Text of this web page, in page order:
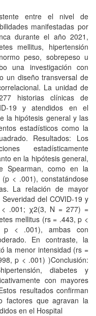
entre el nivel de
manifestadas por
durante el año 2021,
mellitus, hipertensión
peso, sobrepeso u
una investigación con
un diseño transversal de
La unidad de
historias clínicas de
19 y atendidos en el
la hipótesis general y las
estadísticos como la
Resultados: Los
estadísticamente
en la hipótesis general,
Spearman, como en la
< .001), constatándose
La relación de mayor
del COVID-19 y
.001; χ2(3, N = 277) =
mellitus (rs = .443, p <
< .001), ambas con
En contraste, la
la menor intensidad (rs =
p < .001) )Conclusión:
diabetes y
con mayores
resultados confirman
factores que agravan la
en el Hospital